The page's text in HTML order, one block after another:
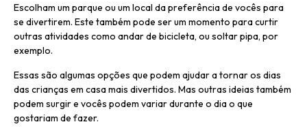
Escolham um parque ou um local da preferência de vocês para
se divertirem. Este também pode ser um momento para curtir
outras atividades como andar de bicicleta, ou soltar pipa, por
exemplo.
Essas são algumas opções que podem ajudar a tornar os dias
das crianças em casa mais divertidos. Mas outras ideias também
podem surgir e vocês podem variar durante o dia o que
gostariam de fazer.